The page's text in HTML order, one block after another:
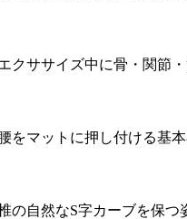
クササイズ中に骨・関節
をマットに押し付ける基
の自然なS字カーブを保